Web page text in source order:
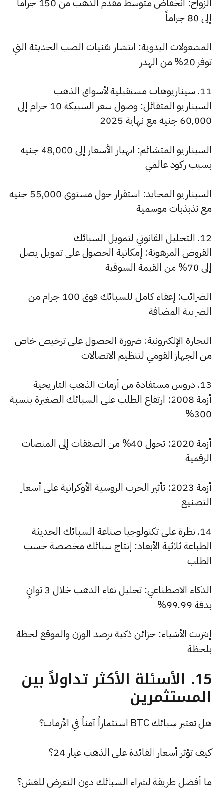
الزواج: انخفاض متوسط مقدم الذهب من 150 جراماً
إلى 80 جراماً
المشغولات اليدوية: انتشار تقنيات الصب الحديثة التي
توفر 20% من الهدر
11. سيناريوهات مستقبلية لأسواق الذهب
السيناريو المتفائل: وصول سعر السبيكة 10 جرام إلى
60,000 جنيه مع نهاية 2025
السيناريو المتشائم: انهيار الأسعار إلى 48,000 جنيه
بسبب ركود عالمي
السيناريو المحايد: استقرار حول مستوى 55,000 جنيه
مع تذبذبات موسمية
12. التحليل القانوني لتمويل السبائك
القروض المرهونة: إمكانية الحصول على تمويل يصل
إلى 70% من القيمة السوقية
الضرائب: إعفاء كامل للسبائك فوق 100 جرام من
الضريبة المضافة
التجارة الإلكترونية: ضرورة الحصول على ترخيص خاص
من الجهاز القومي لتنظيم الاتصالات
13. دروس مستفادة من أزمات الذهب التاريخية
أزمة 2008: ارتفاع الطلب على السبائك الصغيرة بنسبة
300%
أزمة 2020: تحول 40% من الصفقات إلى المنصات
الرقمية
أزمة 2023: تأثير الحرب الروسية الأوكرانية على أسعار
التصنيع
14. نظرة على تكنولوجيا صناعة السبائك الحديثة
الطباعة ثلاثية الأبعاد: إنتاج سبائك مخصصة حسب
الطلب
الذكاء الاصطناعي: تحليل نقاء الذهب خلال 3 ثوانٍ
بدقة 99.99%
إنترنت الأشياء: خزائن ذكية ترصد الوزن والموقع لحظة
بلحظة
15. الأسئلة الأكثر تداولاً بين
المستثمرين
هل تعتبر سبائك BTC استثماراً آمناً في الأزمات؟
كيف تؤثر أسعار الفائدة على الذهب عيار 24؟
ما أفضل طريقة لشراء السبائك دون التعرض للغش؟